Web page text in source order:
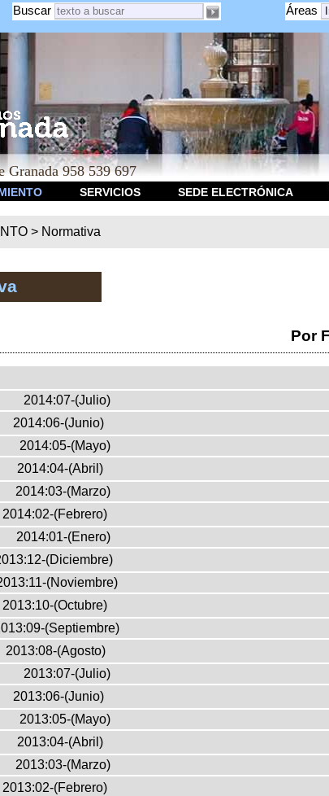
Áreas
Buscar
958 539 697
SERVICIOS SEDE ELECTRÓNICA
> Normativa
Por
2014:07-(Julio)
2014:06-(Junio)
2014:05-(Mayo)
2014:04-(Abril)
2014:03-(Marzo)
2014:02-(Febrero)
2014:01-(Enero)
(Diciembre)
(Noviembre)
2013:10-(Octubre)
(Septiembre)
2013:08-(Agosto)
2013:07-(Julio)
2013:06-(Junio)
2013:05-(Mayo)
2013:04-(Abril)
2013:03-(Marzo)
2013:02-(Febrero)